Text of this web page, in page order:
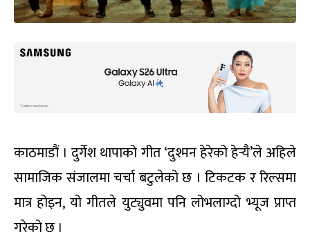
काठमाडौं । दुर्गेश थापाको गीत ‘दुश्मन हेरेको हेर्‍यै’ले अहिले
सामाजिक संजालमा चर्चा बटुलेको छ । टिकटक र रिल्समा
मात्र होइन, यो गीतले युट्युवमा पनि लोभलाग्दो भ्यूज प्राप्त
गरेको छ ।